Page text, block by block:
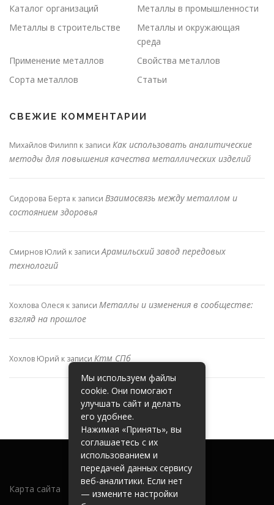
Каталог организаций
Металлы в промышленности
Металлы в строительстве
Металлы и окружающая
среда
Применение металлов
Свойства металлов
Сорта металлов
Статьи
СВЕЖИЕ КОММЕНТАРИИ
Михайлов Филипп к записи Как использовать аналитические
методы для повышения качества металлических изделий
Сидорова Берта к записи Взаимосвязь между металлом и
состоянием здоровья
Смирнов Юлий к записиАрамильский завод передовых
технологий
Хохлова Олеся к записи Металлы и изменения в сообществе:
взгляд на прошлое
Хохлов Юрий к записи Ктм СПб
Карта сайта
Мы используем файлы
cookie. Они помогают
улучшать сайт и делать
его удобнее.
Нажимая «Принять», вы
соглашаетесь с их
использованием и
передачей данных сервису
веб-аналитики. Если нет
— измените настройки